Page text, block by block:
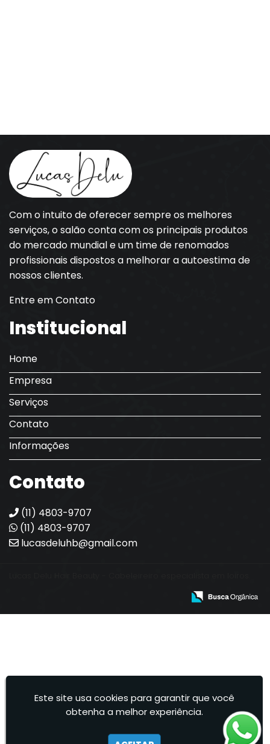
Com o intuito de oferecer sempre os melhores
serviços, o salão conta com os principais produtos
do mercado mundial e um time de renomados
profissionais dispostos a melhorar a autoestima de
nossos clientes.
Entre em Contato
Institucional
Home
Empresa
Serviços
Contato
Informações
Contato
(11) 4803-9707
(11) 4803-9707
lucasdeluhb@gmail.com
Este site usa cookies para garantir que você
obtenha a melhor experiência.